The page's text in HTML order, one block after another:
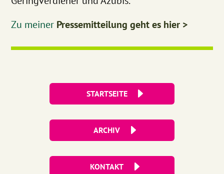
Zu meiner Pressemitteilung geht es hier >
STARTSEITE
ARCHIV
KONTAKT